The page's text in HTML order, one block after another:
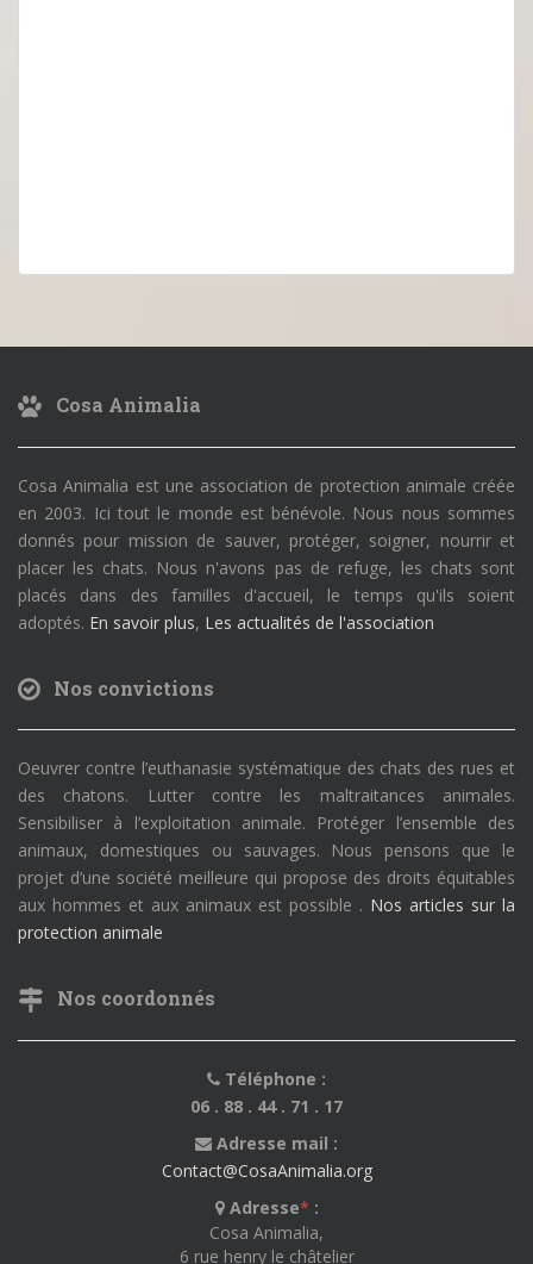
Cosa Animalia
Cosa Animalia est une association de protection animale créée
en 2003. Ici tout le monde est bénévole. Nous nous sommes
donnés pour mission de sauver, protéger, soigner, nourrir et
placer les chats. Nous n'avons pas de refuge, les chats sont
placés dans des familles d'accueil, le temps qu'ils soient
adoptés. En savoir plus, Les actualités de l'association
Nos convictions
Oeuvrer contre l’euthanasie systématique des chats des rues et
des chatons. Lutter contre les maltraitances animales.
Sensibiliser à l’exploitation animale. Protéger l’ensemble des
animaux, domestiques ou sauvages. Nous pensons que le
projet d’une société meilleure qui propose des droits équitables
aux hommes et aux animaux est possible . Nos articles sur la
protection animale
Nos coordonnés
Téléphone :
06 . 88 . 44 . 71 . 17
Adresse mail :
Contact@CosaAnimalia.org
Adresse* :
Cosa Animalia,
6 rue henry le châtelier